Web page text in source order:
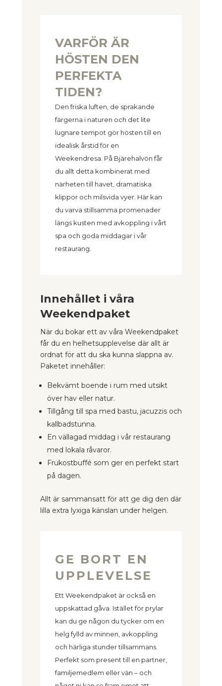
VARFÖR ÄR
HÖSTEN DEN
PERFEKTA
TIDEN?
Den friska luften, de sprakande
färgerna i naturen och det lite
lugnare tempot gör hösten till en
idealisk årstid för en
Weekendresa. På Bjärehalvön får
du allt detta kombinerat med
närheten till havet, dramatiska
klippor och milsvida vyer. Här kan
du varva stillsamma promenader
längs kusten med avkoppling i vårt
spa och goda middagar i vår
restaurang.
Innehållet i våra
Weekendpaket
När du bokar ett av våra Weekendpaket
får du en helhetsupplevelse där allt är
ordnat för att du ska kunna slappna av.
Paketet innehåller:
Bekvämt boende i rum med utsikt
över hav eller natur.
Tillgång till spa med bastu, jacuzzis och
kallbadstunna.
En vällagad middag i vår restaurang
med lokala råvaror.
Frukostbuffé som ger en perfekt start
på dagen.
Allt är sammansatt för att ge dig den där
lilla extra lyxiga känslan under helgen.
GE BORT EN
UPPLEVELSE
Ett Weekendpaket är också en
uppskattad gåva. Istället för prylar
kan du ge någon du tycker om en
helg fylld av minnen, avkoppling
och härliga stunder tillsammans.
Perfekt som present till en partner,
familjemedlem eller vän – och